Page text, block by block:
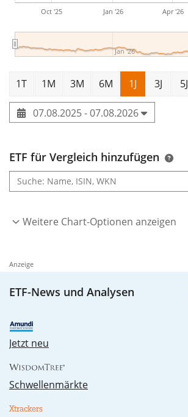
Oct '25 Jan '26 Apr '26
Jan '26
1T 1M 3M 6M 1J 3J 5J
07.08.2025 - 07.08.2026
ETF für Vergleich hinzufügen
Weitere Chart-Optionen anzeigen
Anzeige
ETF-News und Analysen
Jetzt neu
Schwellenmärkte